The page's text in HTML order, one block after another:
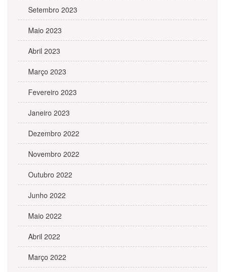
Setembro 2023
Maio 2023
Abril 2023
Março 2023
Fevereiro 2023
Janeiro 2023
Dezembro 2022
Novembro 2022
Outubro 2022
Junho 2022
Maio 2022
Abril 2022
Março 2022